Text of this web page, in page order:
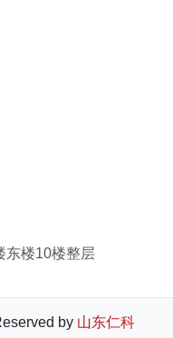
东楼10楼整层
by 山东仁科